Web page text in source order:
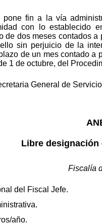
fin a la vía
con lo
de dos meses contados
sin perjuicio de la
de un mes contado
1 de octubre, del
General de
Libre designación
Fiscalía
del Fiscal Jefe.
año.